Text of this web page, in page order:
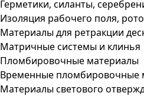
Герметики, силанты,
Изоляция рабочего поля,
Материалы для ретракции
Матричные системы и клинья
Пломбировочные материалы
Временные пломбировочные
Материалы светового